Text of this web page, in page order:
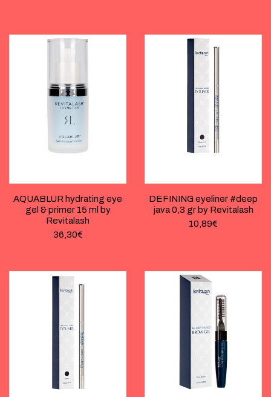
AQUABLUR hydrating eye
gel & primer 15 ml by
Revitalash
36,30€
DEFINING eyeliner #deep
java 0,3 gr by Revitalash
10,89€